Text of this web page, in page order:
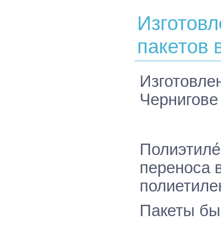
пакетов
Чернигове
переноса
Пакеты